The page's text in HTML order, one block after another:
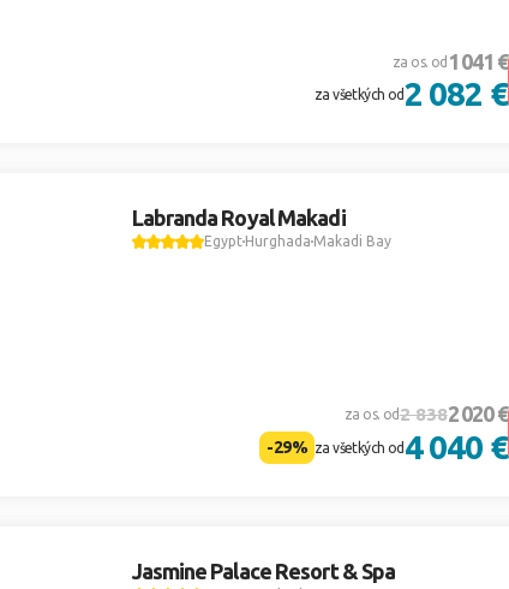
za os. od 1 041 €
za všetkých od2 082 €
Labranda Royal Makadi
EgyptHurghadaMakadi Bay
za os. od2 8382 020 €
-29% za všetkých od 4 040 €
Jasmine Palace Resort & Spa